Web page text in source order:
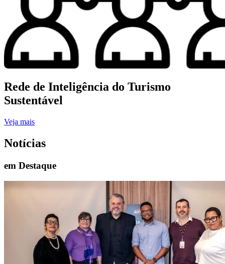
Rede de Inteligência do Turismo
Sustentável
Veja mais
Notícias
em Destaque